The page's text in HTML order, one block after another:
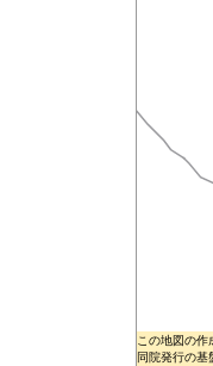
この地図の作
同院発行の